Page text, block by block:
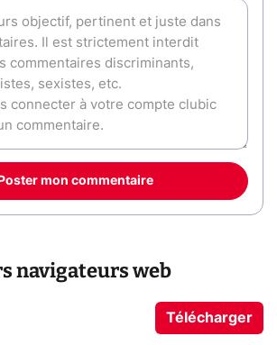
Poster mon commentaire
navigateurs web
Télécharger